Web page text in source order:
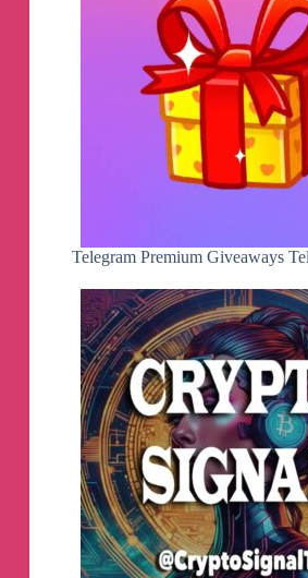
Telegram Premium Giveaways